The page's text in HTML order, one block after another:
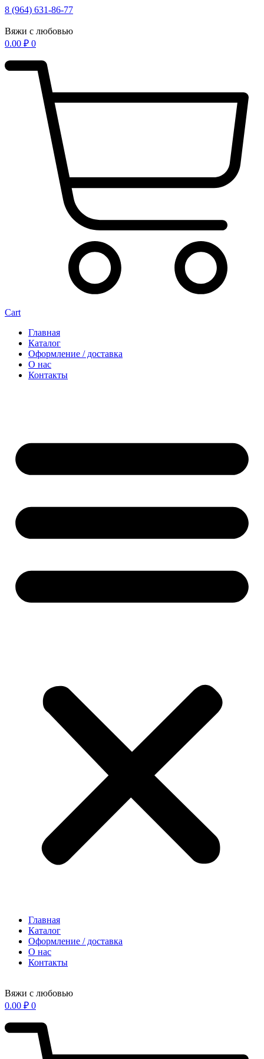
Перейти
содержимому
8 (964) 631-86-77
Вяжи с любовью
0.00 ₽ 0
Cart
Главная
Каталог
Оформление / доставка
О нас
Контакты
Главная
Каталог
Оформление / доставка
О нас
Контакты
Вяжи с любовью
0.00 ₽ 0